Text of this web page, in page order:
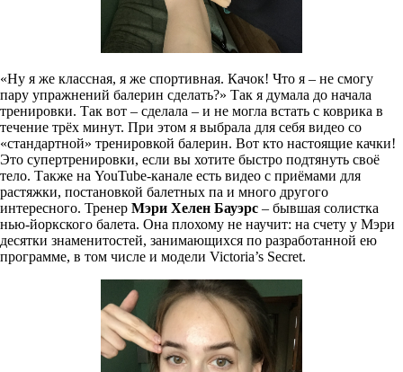
«Ну я же классная, я же спортивная. Качок! Что я – не смогу
пару упражнений балерин сделать?» Так я думала до начала
тренировки. Так вот – сделала – и не могла встать с коврика в
течение трёх минут. При этом я выбрала для себя видео со
«стандартной» тренировкой балерин. Вот кто настоящие качки!
Это супертренировки, если вы хотите быстро подтянуть своё
тело. Также на YouTube-канале есть видео с приёмами для
растяжки, постановкой балетных па и много другого
интересного. Тренер Мэри Хелен Бауэрс – бывшая солистка
нью-йоркского балета. Она плохому не научит: на счету у Мэри
десятки знаменитостей, занимающихся по разработанной ею
программе, в том числе и модели Victoria’s Secret.